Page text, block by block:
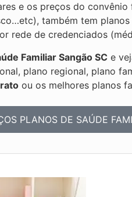
e os preços do
também tem
rede de credenciados
Familiar Sangão SC e
plano regional, plano
ou os melhores planos
PLANOS DE SAÚDE